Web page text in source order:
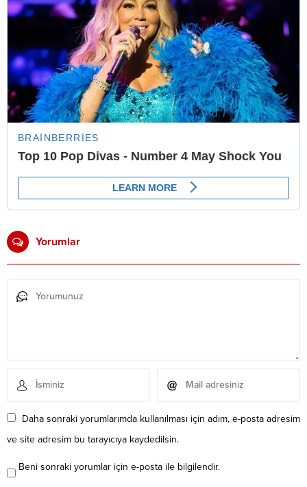
Yorumlar
Daha sonraki yorumlarımda kullanılması için adım, e-posta adresim
ve site adresim bu tarayıcıya kaydedilsin.
Beni sonraki yorumlar için e-posta ile bilgilendir.